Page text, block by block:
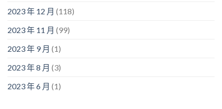
2023 年 12 月 (118)
2023 年 11 月 (99)
2023 年 9 月 (1)
2023 年 8 月 (3)
2023 年 6 月 (1)